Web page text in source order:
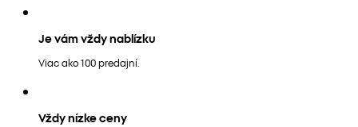
Je vám vždy nablízku
Viac ako 100 predajní.
Vždy nízke ceny